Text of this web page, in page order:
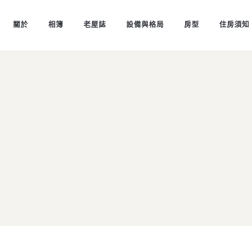
關於 相簿 老屋誌 設備與格局 房型 住房須知